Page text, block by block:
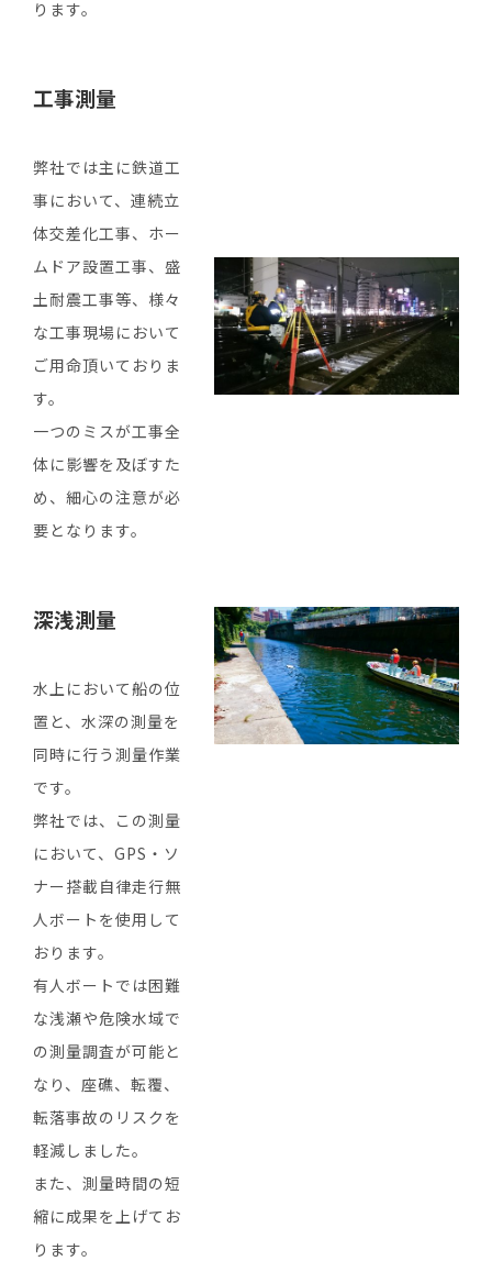
ります。
工事測量
弊社では主に鉄道工
事において、連続立
体交差化工事、ホー
ムドア設置工事、盛
土耐震工事等、様々
な工事現場において
ご用命頂いておりま
す。
一つのミスが工事全
体に影響を及ぼすた
め、細心の注意が必
要となります。
深浅測量
水上において船の位
置と、水深の測量を
同時に行う測量作業
です。
弊社では、この測量
において、GPS・ソ
ナー搭載自律走行無
人ボートを使用して
おります。
有人ボートでは困難
な浅瀬や危険水域で
の測量調査が可能と
なり、座礁、転覆、
転落事故のリスクを
軽減しました。
また、測量時間の短
縮に成果を上げてお
ります。